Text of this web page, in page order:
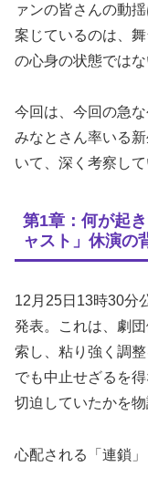
ァンの皆さんの動
案じているのは、
の心身の状態では
今回は、今回の急
みなとさん率いる
いて、深く考察し
第1章：何が起
ャスト」休演の
12月25日13時30分
発表。これは、劇
索し、粘り強く調
でも中止せざるを
切迫していたかを物
心配される「連鎖」